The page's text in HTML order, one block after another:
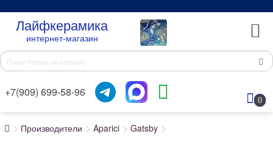
Лайфкерамика
интернет-магазин
+7(909) 699-58-96
0
Производители Aparici Gatsby